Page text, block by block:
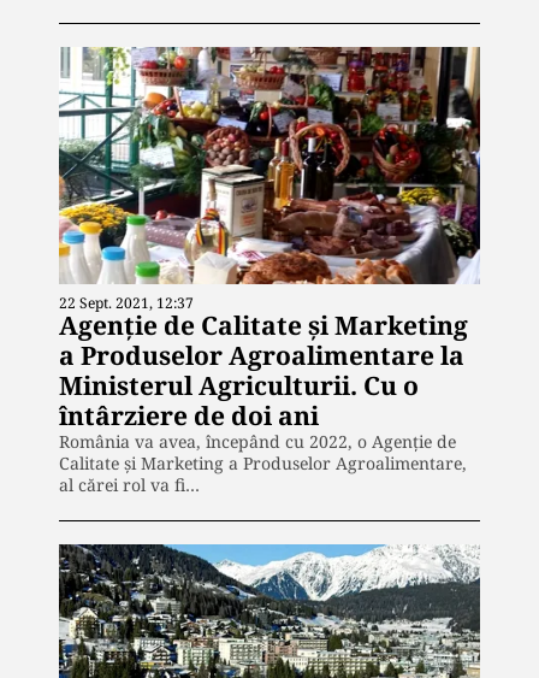
22 Sept. 2021, 12:37
Agenţie de Calitate şi Marketing
a Produselor Agroalimentare la
Ministerul Agriculturii. Cu o
întârziere de doi ani
România va avea, începând cu 2022, o Agenţie de
Calitate şi Marketing a Produselor Agroalimentare,
al cărei rol va fi…